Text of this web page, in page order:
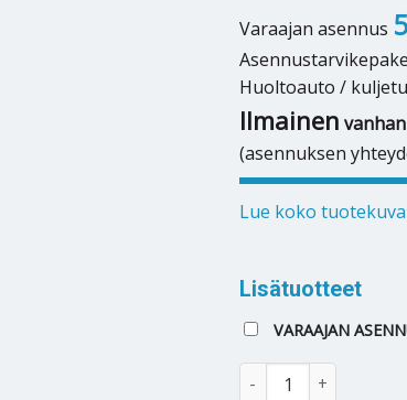
Varaajan asennus
Huoltoauto /
Ilmainen
(asennuksen
Lue koko
Lisätuotteet
VARAAJAN
Älykäs